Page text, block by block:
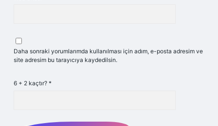
Daha sonraki yorumlarımda kullanılması için adım, e-posta adresim ve
site adresim bu tarayıcıya kaydedilsin.
6 + 2 kaçtır? *